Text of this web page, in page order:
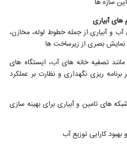
سازه ها
و آبیاری از جمله خطوط لوله، مخازن،
نمایش بصری از زیرساخت ها
تصفیه خانه های آب، ایستگاه های
برنامه ریزی نگهداری و نظارت بر عملکرد
های تامین و آبیاری برای بهینه سازی
کارایی توزیع آب